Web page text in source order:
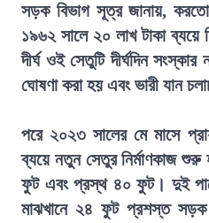
সড়ক বিভাগ সূত্র জানায়,
১৯৬২ সালে ২০ লাখ টাকা ব্যয়ে
দীর্ঘ ওই সেতুটি দীর্ঘদিন
ঘোষণা করা হয় এবং ভারী যান
পরে ২০২৩ সালের মে মাসে
ব্যয়ে নতুন সেতুর নির্মাণকাজ
ফুট এবং প্রস্থ ৪০ ফুট। দুই
মাঝখানে ২৪ ফুট প্রশস্ত সড়ক